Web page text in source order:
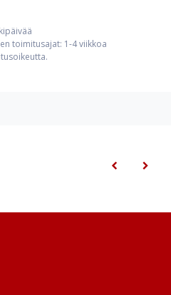
toimitusajat: 1-4 viikkoa